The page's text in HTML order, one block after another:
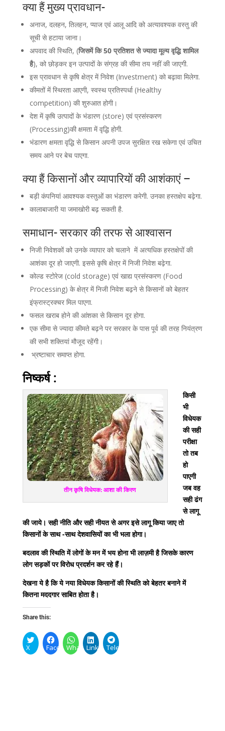
क्या हैं मुख्य प्रावधान-
अनाज, दलहन, तिलहन, प्याज एवं आलू आदि को अत्यावश्यक वस्तु की
सूची से हटाया जाना।
अपवाद की स्थिति, (जिसमें कि 50 प्रतिशत से ज्यादा मूल्य वृद्धि शामिल
है), को छोड़कर इन उत्पादों के संग्रह की सीमा तय नहीं की जाएगी.
इस प्रावधान से कृषि क्षेत्र में निवेश (Investment) को बढ़ावा मिलेगा.
कीमतों में स्थिरता आएगी, स्वस्थ प्रतिस्पर्धा (Healthy
competition) की शुरुआत होगी।
देश में कृषि उत्पादों के भंडारण (store) एवं प्रसंस्करण
(Processing)की क्षमता में वृद्धि होगी.
भंडारण क्षमता वृद्धि से किसान अपनी उपज सुरक्षित रख सकेगा एवं उचित
समय आने पर बेच पाएगा.
क्या हैंकिसानों और व्यापारियों कीआशंकाएं –
बड़ी कंपनियां आवश्यक वस्तुओं का भंडारण करेगी. उनका हस्तक्षेप बढ़ेगा.
कालाबाजारी या जमाखोरी बढ़ सकती है.
समाधान-सरकार की तरफ से आश्वासन
निजी निवेशकों को उनके व्यापार को चलाने में अत्यधिक हस्तक्षेपों की
आशंका दूर हो जाएगी. इससे कृषि क्षेत्र में निजी निवेश बढ़ेगा.
कोल्ड स्टोरेज (cold storage) एवं खाद्य प्रसंस्करण (Food
Processing) के क्षेत्र में निजी निवेश बढ़ने से किसानों को बेहतर
इंफ्रास्ट्रक्चर मिल पाएगा.
फसल खराब होने की आंशका से किसान दूर होगा.
एक सीमा से ज्यादा कीमते बढ़ने पर सरकार के पास पूर्व की तरह नियंत्रण
की सभी शक्तियां मौजूद रहेंगी।
भ्रष्टाचार समाप्त होगा.
निष्कर्ष :
तीन कृषि विधेयक: आशा की किरण
किसी
भी
विधेयक
की सही
परीक्षा
तो तब
हो
पाएगी
जब वह
सही ढंग
से लागू
की जाये। सही नीति और सही नीयत से अगर इसे लागू किया जाए तो
किसानों के साथ -साथ देशवासियों का भी भला होगा।
बदलाव की स्थिति में लोगों के मन में भय होना भी लाज़मी है जिसके कारण
लोग सड़कों पर विरोध प्रदर्शन कर रहे हैं।
देखना ये है कि ये नया विधेयक किसानों की स्थिति को बेहतर बनाने में
कितना मददगार साबित होता है।
Share this:
X FacebookWhatsAppLinkedInTelegram